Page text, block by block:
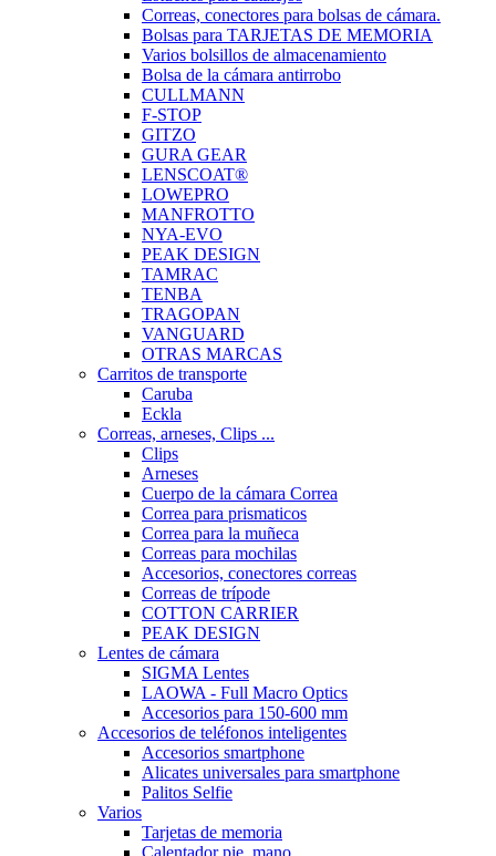
Correas, conectores para bolsas de cámara.
Bolsas para TARJETAS DE MEMORIA
Varios bolsillos de almacenamiento
Bolsa de la cámara antirrobo
CULLMANN
F-STOP
GITZO
GURA GEAR
LENSCOAT®
LOWEPRO
MANFROTTO
NYA-EVO
PEAK DESIGN
TAMRAC
TENBA
TRAGOPAN
VANGUARD
OTRAS MARCAS
Carritos de transporte
Caruba
Eckla
Correas, arneses, Clips ...
Clips
Arneses
Cuerpo de la cámara Correa
Correa para prismaticos
Correa para la muñeca
Correas para mochilas
Accesorios, conectores correas
Correas de trípode
COTTON CARRIER
PEAK DESIGN
Lentes de cámara
SIGMA Lentes
LAOWA - Full Macro Optics
Accesorios para 150-600 mm
Accesorios de teléfonos inteligentes
Accesorios smartphone
Alicates universales para smartphone
Palitos Selfie
Varios
Tarjetas de memoria
Calentador pie, mano